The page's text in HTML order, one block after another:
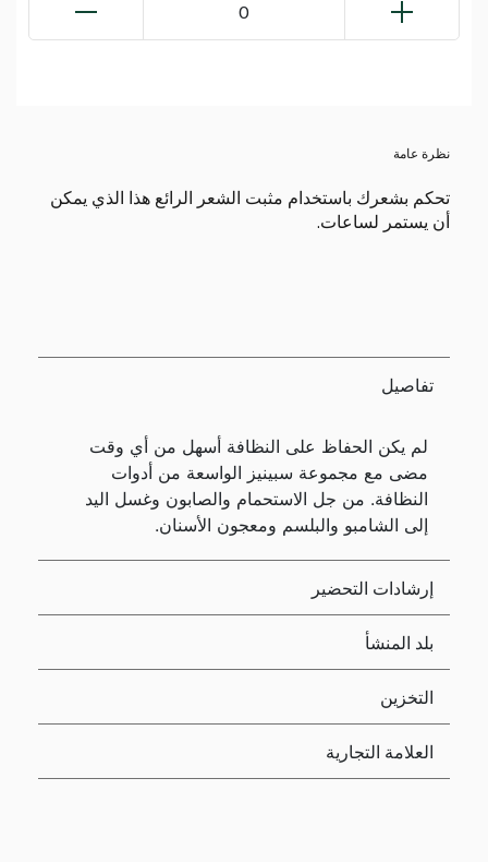
0
نظرة عامة
تحكم بشعرك باستخدام مثبت الشعر الرائع هذا الذي يمكن
أن يستمر لساعات.
تفاصيل
لم يكن الحفاظ على النظافة أسهل من أي وقت
مضى مع مجموعة سبينيز الواسعة من أدوات
النظافة. من جل الاستحمام والصابون وغسل اليد
إلى الشامبو والبلسم ومعجون الأسنان.
إرشادات التحضير
بلد المنشأ
التخزين
العلامة التجارية